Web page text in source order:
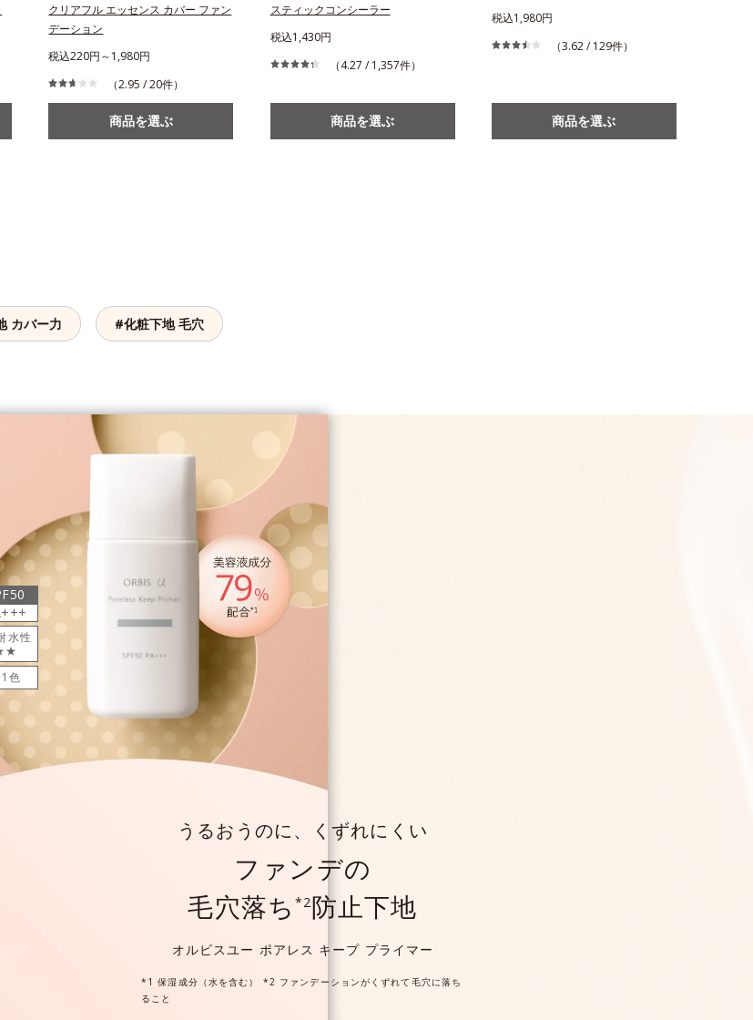
クリアフル エッセンス カバー ファン
デーション
税込220円～1,980円
（2.95 / 20件）
商品を選ぶ
スティックコンシーラー
税込1,430円
（4.27 / 1,357件）
商品を選ぶ
税込1,980円
（3.62 / 129件）
商品を選ぶ
カバー力 #化粧下地 毛穴
水性
色
うるおうのに、くずれにくい
ファンデの
毛穴落ち *2防止下地
オルビスユー ポアレス キープ プライマー
*1 保湿成分（水を含む） *2 ファンデーションがくずれて毛穴に落ち
ること